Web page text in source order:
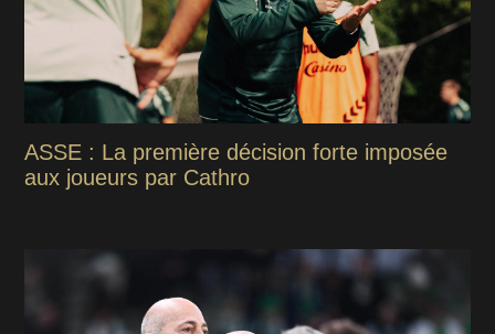
ASSE : La première décision forte imposée
aux joueurs par Cathro